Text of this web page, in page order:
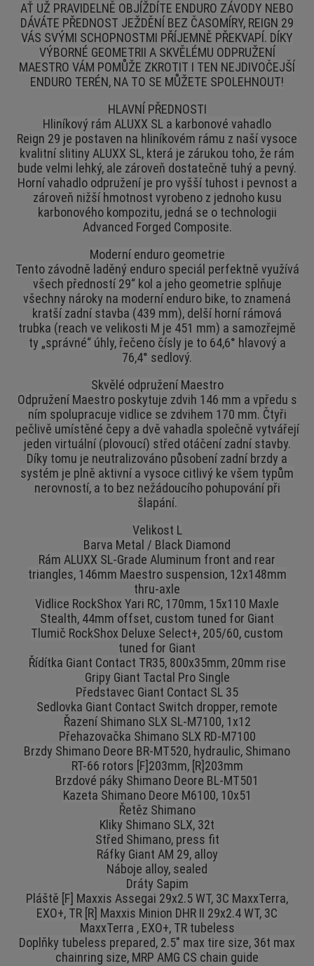
AŤ UŽ PRAVIDELNĚ OBJÍŽDÍTE ENDURO ZÁVODY NEBO
DÁVÁTE PŘEDNOST JEŽDĚNÍ BEZ ČASOMÍRY, REIGN 29
VÁS SVÝMI SCHOPNOSTMI PŘÍJEMNĚ PŘEKVAPÍ. DÍKY
VÝBORNÉ GEOMETRII A SKVĚLÉMU ODPRUŽENÍ
MAESTRO VÁM POMŮŽE ZKROTIT I TEN NEJDIVOČEJŠÍ
ENDURO TERÉN, NA TO SE MŮŽETE SPOLEHNOUT!
HLAVNÍ PŘEDNOSTI
Hliníkový rám ALUXX SL a karbonové vahadlo
Reign 29 je postaven na hliníkovém rámu z naší vysoce
kvalitní slitiny ALUXX SL, která je zárukou toho, že rám
bude velmi lehký, ale zároveň dostatečně tuhý a pevný.
Horní vahadlo odpružení je pro vyšší tuhost i pevnost a
zároveň nižší hmotnost vyrobeno z jednoho kusu
karbonového kompozitu, jedná se o technologii
Advanced Forged Composite.
Moderní enduro geometrie
Tento závodně laděný enduro speciál perfektně využívá
všech předností 29“ kol a jeho geometrie splňuje
všechny nároky na moderní enduro bike, to znamená
kratší zadní stavba (439 mm), delší horní rámová
trubka (reach ve velikosti M je 451 mm) a samozřejmě
ty „správné“ úhly, řečeno čísly je to 64,6° hlavový a
76,4° sedlový.
Skvělé odpružení Maestro
Odpružení Maestro poskytuje zdvih 146 mm a vpředu s
ním spolupracuje vidlice se zdvihem 170 mm. Čtyři
pečlivě umístěné čepy a dvě vahadla společně vytvářejí
jeden virtuální (plovoucí) střed otáčení zadní stavby.
Díky tomu je neutralizováno působení zadní brzdy a
systém je plně aktivní a vysoce citlivý ke všem typům
nerovností, a to bez nežádoucího pohupování při
šlapání.
Velikost L
Barva Metal / Black Diamond
Rám ALUXX SL-Grade Aluminum front and rear
triangles, 146mm Maestro suspension, 12x148mm
thru-axle
Vidlice RockShox Yari RC, 170mm, 15x110 Maxle
Stealth, 44mm offset, custom tuned for Giant
Tlumič RockShox Deluxe Select+, 205/60, custom
tuned for Giant
Řídítka Giant Contact TR35, 800x35mm, 20mm rise
Gripy Giant Tactal Pro Single
Představec Giant Contact SL 35
Sedlovka Giant Contact Switch dropper, remote
Řazení Shimano SLX SL-M7100, 1x12
Přehazovačka Shimano SLX RD-M7100
Brzdy Shimano Deore BR-MT520, hydraulic, Shimano
RT-66 rotors [F]203mm, [R]203mm
Brzdové páky Shimano Deore BL-MT501
Kazeta Shimano Deore M6100, 10x51
Řetěz Shimano
Kliky Shimano SLX, 32t
Střed Shimano, press fit
Ráfky Giant AM 29, alloy
Náboje alloy, sealed
Dráty Sapim
Pláště [F] Maxxis Assegai 29x2.5 WT, 3C MaxxTerra,
EXO+, TR [R] Maxxis Minion DHR II 29x2.4 WT, 3C
MaxxTerra , EXO+, TR tubeless
Doplňky tubeless prepared, 2.5" max tire size, 36t max
chainring size, MRP AMG CS chain guide